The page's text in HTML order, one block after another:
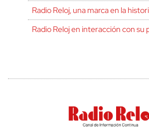
Radio Reloj, una marca en la
Radio Reloj en interacción con su